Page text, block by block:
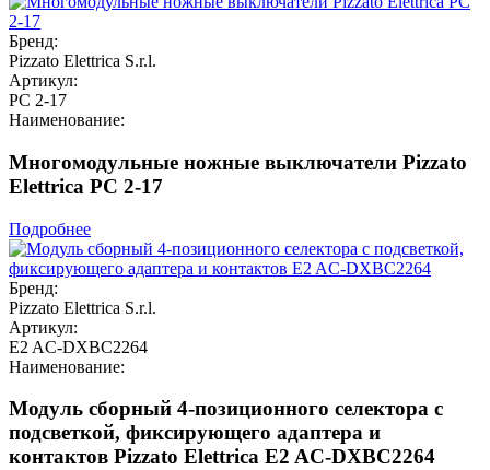
Бренд:
Pizzato Elettrica S.r.l.
Артикул:
PC 2-17
Наименование:
Многомодульные ножные выключатели Pizzato
Elettrica PC 2-17
Подробнее
Бренд:
Pizzato Elettrica S.r.l.
Артикул:
E2 AC-DXBC2264
Наименование:
Модуль сборный 4-позиционного селектора с
подсветкой, фиксирующего адаптера и
контактов Pizzato Elettrica E2 AC-DXBC2264